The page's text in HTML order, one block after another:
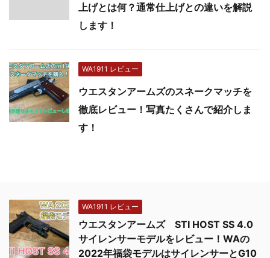
上げとは何？通常仕上げとの違いを解説
します！
WA1911 レビュー
ウエスタンアームズのスネークマッチを
徹底レビュー！写真たくさんで紹介しま
す！
WA1911 レビュー
ウエスタンアームズ STI HOST SS 4.0
サイレンサーモデルをレビュー！WAの
2022年福袋モデルはサイレンサーとG10